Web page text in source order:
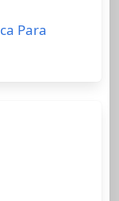
Para